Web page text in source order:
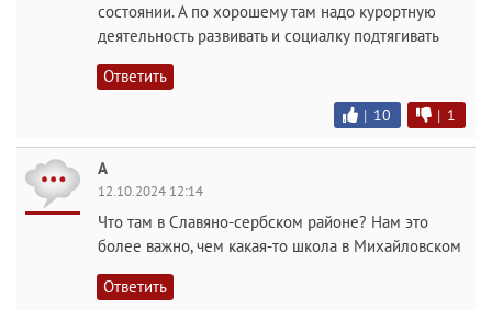
состоянии. А по хорошему там надо курортную
деятельность развивать и социалку подтягивать
Ответить
| 10 | 1
А
12.10.2024 12:14
Что там в Славяно-сербском районе? Нам это
более важно, чем какая-то школа в Михайловском
Ответить